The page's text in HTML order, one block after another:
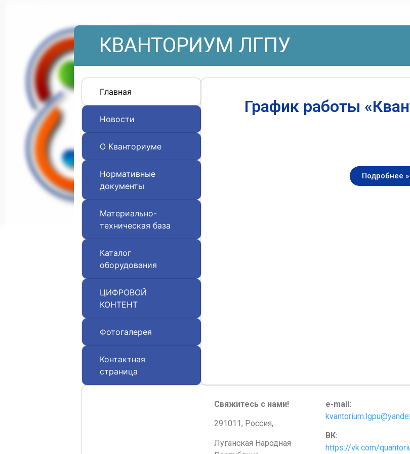
КВАНТОРИУМ ЛГПУ
Главная
Новости
О Кванториуме
Нормативные
документы
Материально-
техническая база
Каталог
оборудования
ЦИФРОВОЙ
КОНТЕНТ
Фотогалерея
Контактная
страница
График работы
Подробнее »
Свяжитесь с нами!
291011, Россия,
Луганская Народная
e-mail:
ВК:
https://vk.com/